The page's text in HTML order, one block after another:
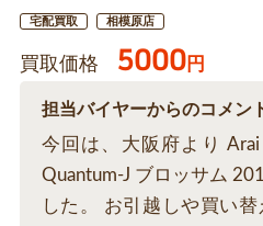
宅配買取 相模原店
買取価格 5000円
担当バイヤーからのコメン
今回は、大阪府より
Quantum-J ブロッサム
した。 お引越しや買い